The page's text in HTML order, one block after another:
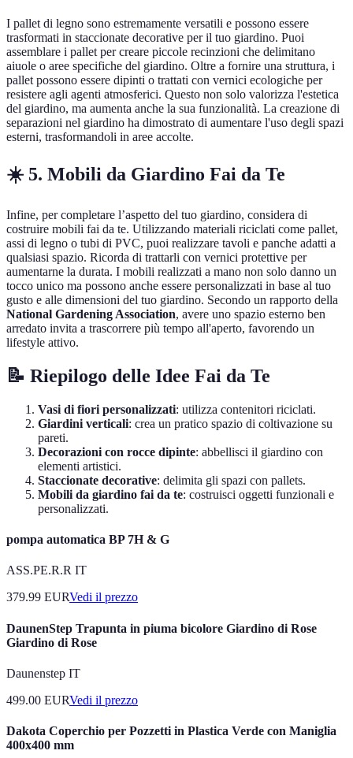
I pallet di legno sono estremamente versatili e possono essere
trasformati in staccionate decorative per il tuo giardino. Puoi
assemblare i pallet per creare piccole recinzioni che delimitano
aiuole o aree specifiche del giardino. Oltre a fornire una struttura, i
pallet possono essere dipinti o trattati con vernici ecologiche per
resistere agli agenti atmosferici. Questo non solo valorizza l'estetica
del giardino, ma aumenta anche la sua funzionalità. La creazione di
separazioni nel giardino ha dimostrato di aumentare l'uso degli spazi
esterni, trasformandoli in aree accolte.
☀️ 5. Mobili da Giardino Fai da Te
Infine, per completare l’aspetto del tuo giardino, considera di
costruire mobili fai da te. Utilizzando materiali riciclati come pallet,
assi di legno o tubi di PVC, puoi realizzare tavoli e panche adatti a
qualsiasi spazio. Ricorda di trattarli con vernici protettive per
aumentarne la durata. I mobili realizzati a mano non solo danno un
tocco unico ma possono anche essere personalizzati in base al tuo
gusto e alle dimensioni del tuo giardino. Secondo un rapporto della
National Gardening Association, avere uno spazio esterno ben
arredato invita a trascorrere più tempo all'aperto, favorendo un
lifestyle attivo.
📝 Riepilogo delle Idee Fai da Te
Vasi di fiori personalizzati: utilizza contenitori riciclati.
Giardini verticali: crea un pratico spazio di coltivazione su
pareti.
Decorazioni con rocce dipinte: abbellisci il giardino con
elementi artistici.
Staccionate decorative: delimita gli spazi con pallets.
Mobili da giardino fai da te: costruisci oggetti funzionali e
personalizzati.
pompa automatica BP 7H & G
ASS.PE.R.R IT
379.99 EURVedi il prezzo
DaunenStep Trapunta in piuma bicolore Giardino di Rose
Giardino di Rose
Daunenstep IT
499.00 EURVedi il prezzo
Dakota Coperchio per Pozzetti in Plastica Verde con Maniglia
400x400 mm